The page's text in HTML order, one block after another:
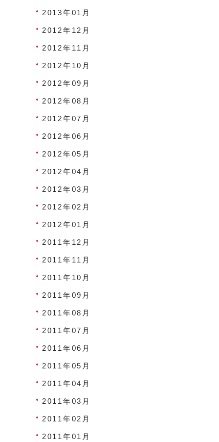
2013年01月
2012年12月
2012年11月
2012年10月
2012年09月
2012年08月
2012年07月
2012年06月
2012年05月
2012年04月
2012年03月
2012年02月
2012年01月
2011年12月
2011年11月
2011年10月
2011年09月
2011年08月
2011年07月
2011年06月
2011年05月
2011年04月
2011年03月
2011年02月
2011年01月